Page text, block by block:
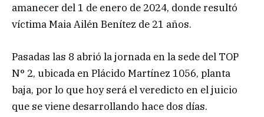
amanecer del 1 de enero de 2024, donde resultó
víctima Maia Ailén Benítez de 21 años.
Pasadas las 8 abrió la jornada en la sede del TOP
N° 2, ubicada en Plácido Martínez 1056, planta
baja, por lo que hoy será el veredicto en el juicio
que se viene desarrollando hace dos días.